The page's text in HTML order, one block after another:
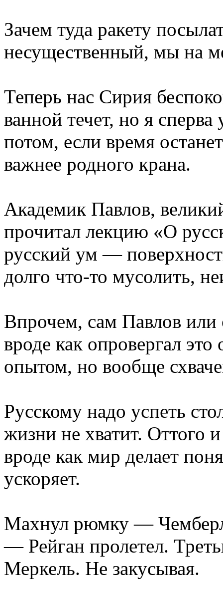
Зачем туда ракету
несущественный, мы на
Теперь нас Сирия
ванной течет, но я
потом, если время
важнее родного крана.
Академик Павлов,
прочитал лекцию «О
русский ум —
долго что-то мусолить,
Впрочем, сам Павлов или
вроде как опровергал
опытом, но вообще
Русскому надо успеть
жизни не хватит. Оттого
вроде как мир делает
ускоряет.
Махнул рюмку —
— Рейган пролетел.
Меркель. Не закусывая.